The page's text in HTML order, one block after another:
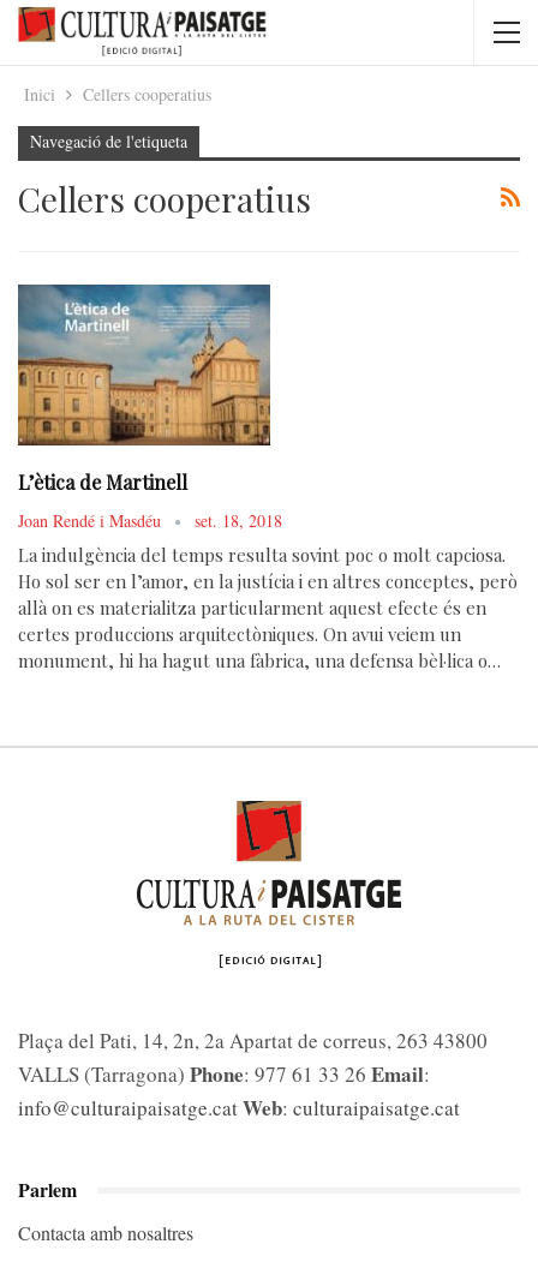
Inici Cellers cooperatius
Navegació de l'etiqueta
Cellers cooperatius
L’ètica de Martinell
Joan Rendé i Masdéu set. 18, 2018
La indulgència del temps resulta sovint poc o molt capciosa.
Ho sol ser en l’amor, en la justícia i en altres conceptes, però
allà on es materialitza particularment aquest efecte és en
certes produccions arquitectòniques. On avui veiem un
monument, hi ha hagut una fàbrica, una defensa bèl·lica o…
Plaça del Pati, 14, 2n, 2a Apartat de correus, 263 43800
VALLS (Tarragona) Phone: 977 61 33 26 Email:
info@culturaipaisatge.catWeb: culturaipaisatge.cat
Parlem
Contacta amb nosaltres